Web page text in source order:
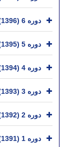
دوره 6 (1396)
دوره 5 (1395)
دوره 4 (1394)
دوره 3 (1393)
دوره 2 (1392)
دوره 1 (1391)